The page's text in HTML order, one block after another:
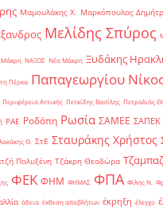
Μαμουλάκης Χ. Μαρκόπουλος
Μελίδης Σπύρος
ΝΑΞΟΣ Νέα Μάκρη Ξυδάκης
Πέρκα Παπαγεωργίου
Περιφέρεια Αττικής Πετκίδης Βασίλης Πετραλιάς
ΡΑΕ Ροδόπη Ρωσία ΣΑΜΕΕ ΣΑΠΕΚ
Θ. ΣτΕ Σταυράκης Χρήστος
Πολυξένη Τζάκρη Θεοδώρα
ΦΕΚ ΦΗΜ ΦΗΜΑΣ ΦΠΑ Φίλης Ν.
άδεια έκθεση αποβλήτων έκρηξη έλεγχο